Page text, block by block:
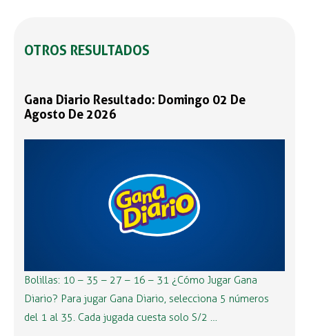
OTROS RESULTADOS
Gana Diario Resultado: Domingo 02 De
Agosto De 2026
Bolillas: 10 – 35 – 27 – 16 – 31 ¿Cómo Jugar Gana
Diario? Para jugar Gana Diario, selecciona 5 números
del 1 al 35. Cada jugada cuesta solo S/2 …